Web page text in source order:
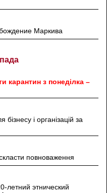
Маркива
карантин з понеділка –
і організацій за
повноваження
летний этнический